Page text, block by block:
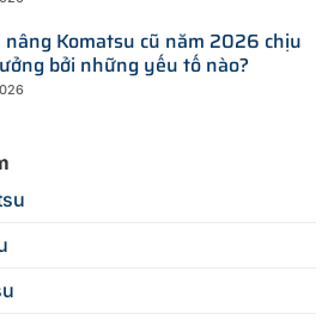
nâng Komatsu cũ năm 2026 chịu
bởi những yếu tố nào?